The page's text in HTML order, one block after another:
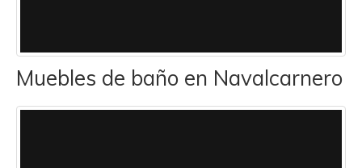
Muebles de baño en Navalcarnero